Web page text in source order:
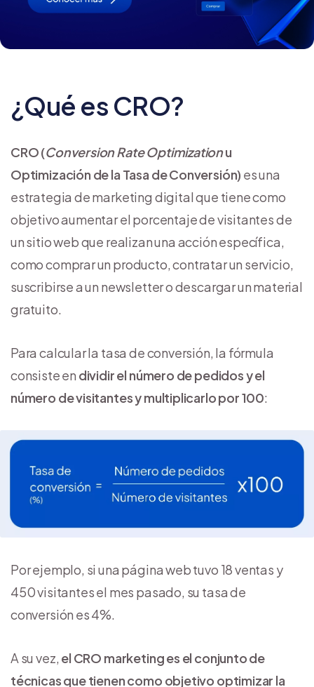
¿Qué es CRO?
CRO (Conversion Rate Optimizationu
Optimización de la Tasa de Conversión) es una
estrategia de marketing digital que tiene como
objetivo aumentar el porcentaje de visitantes de
un sitio web que realizan una acción específica,
como comprar un producto, contratar un servicio,
suscribirse a un newsletter o descargar un material
gratuito.
Para calcular la tasa de conversión, la fórmula
consiste en dividir el número de pedidos y el
número de visitantes y multiplicarlo por 100:
Por ejemplo, si una página web tuvo 18 ventas y
450 visitantes el mes pasado, su tasa de
conversión es 4%.
A su vez, el CRO marketing es el conjunto de
técnicas que tienen como objetivo optimizar la